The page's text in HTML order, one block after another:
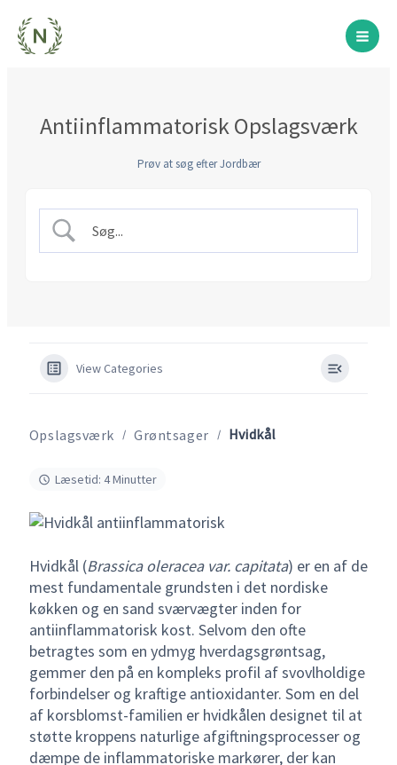
indholdet
Antiinflammatorisk Opslagsværk
Prøv at søg efter Jordbær
View Categories
Opslagsværk Grøntsager Hvidkål
Læsetid: 4 Minutter
Hvidkål (Brassica oleracea var. capitata) er en af de
mest fundamentale grundsten i det nordiske
køkken og en sand sværvægter inden for
antiinflammatorisk kost. Selvom den ofte
betragtes som en ydmyg hverdagsgrøntsag,
gemmer den på en kompleks profil af svovlholdige
forbindelser og kraftige antioxidanter. Som en del
af korsblomst-familien er hvidkålen designet til at
støtte kroppens naturlige afgiftningsprocesser og
dæmpe de inflammatoriske markører, der kan